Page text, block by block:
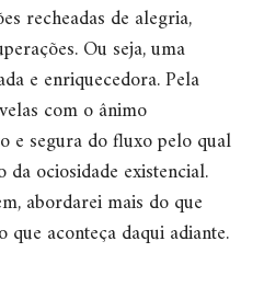
recheadas de alegria,
Ou seja, uma
e enriquecedora. Pela
com o ânimo
e segura do fluxo pelo qual
ociosidade existencial.
abordarei mais do que
que aconteça daqui adiante.